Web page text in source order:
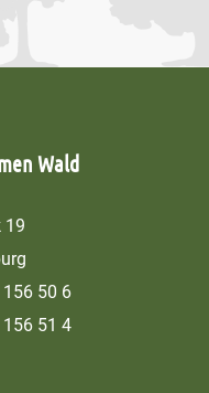
Wald
19
50 6
51 4